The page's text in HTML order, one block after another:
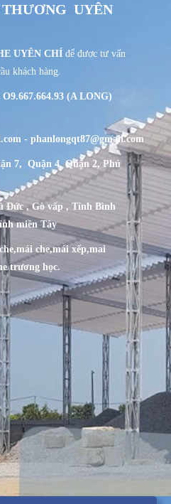
UYÊN
UYÊN CHÍ để được tư vấn
khách hàng.
(A LONG)
- phanlongqt87@gmail.com
7, Quận 4, Quận 2, Phú
Đức , Gò vấp , Tỉnh Bình
miền Tây
,mái che,mái xếp,mai
trương học.